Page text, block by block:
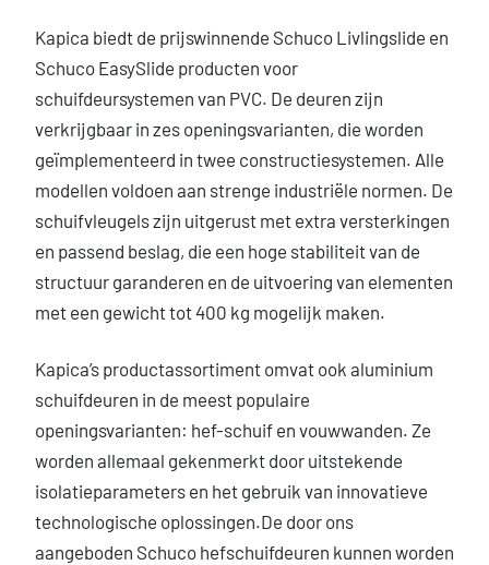
Kapica biedt de prijswinnende Schuco Livlingslide en
Schuco EasySlide producten voor
schuifdeursystemen van PVC. De deuren zijn
verkrijgbaar in zes openingsvarianten, die worden
geïmplementeerd in twee constructiesystemen. Alle
modellen voldoen aan strenge industriële normen. De
schuifvleugels zijn uitgerust met extra versterkingen
en passend beslag, die een hoge stabiliteit van de
structuur garanderen en de uitvoering van elementen
met een gewicht tot 400 kg mogelijk maken.
Kapica’s productassortiment omvat ook aluminium
schuifdeuren in de meest populaire
openingsvarianten: hef-schuif en vouwwanden. Ze
worden allemaal gekenmerkt door uitstekende
isolatieparameters en het gebruik van innovatieve
technologische oplossingen.De door ons
aangeboden Schuco hefschuifdeuren kunnen worden